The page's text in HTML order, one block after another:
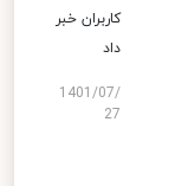
کاربران خبر
داد
1401/07/
27